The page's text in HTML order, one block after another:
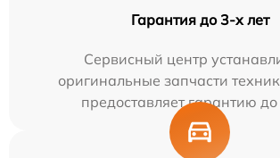
Гарантия до 3-х лет
Сервисный центр
оригинальные запчасти
предоставляет гарантию до